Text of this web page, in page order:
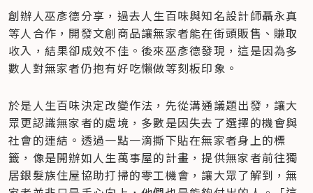
創辦人巫彥德分享，過去人生百味與知名設計師聶永真
等人合作，開發文創商品讓無家者能在街頭販售、賺取
收入，結果卻成效不佳。後來巫彥德發現，這是因為多
數人對無家者仍抱有好吃懶做等刻板印象。
於是人生百味決定改變作法，先從溝通議題出發，讓大
眾更認識無家者的處境，多數是因失去了選擇的機會與
社會的連結。透過一點一滴撕下貼在無家者身上的標
籤，像是開辦如人生萬事屋的計畫，提供無家者前往獨
居銀髮族住屋協助打掃的零工機會，讓大眾了解到，無